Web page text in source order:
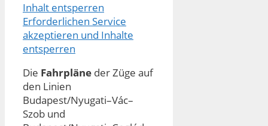
Inhalt entsperren
Erforderlichen Service
akzeptieren und Inhalte
entsperren
Die Fahrpläne der Züge auf
den Linien
Budapest/Nyugati–Vác–
Szob und